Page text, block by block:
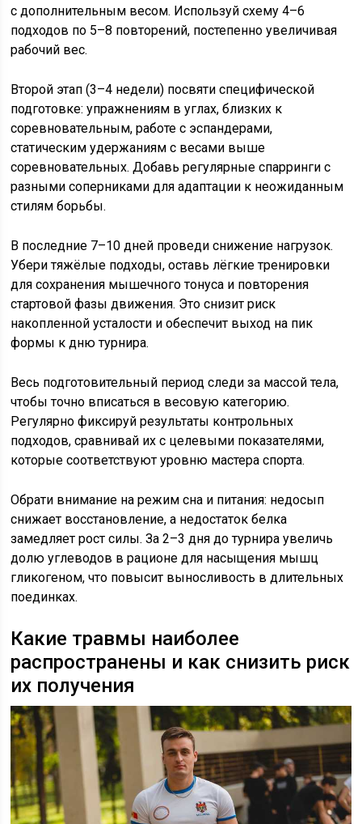
с дополнительным весом. Используй схему 4–6
подходов по 5–8 повторений, постепенно увеличивая
рабочий вес.
Второй этап (3–4 недели) посвяти специфической
подготовке: упражнениям в углах, близких к
соревновательным, работе с эспандерами,
статическим удержаниям с весами выше
соревновательных. Добавь регулярные спарринги с
разными соперниками для адаптации к неожиданным
стилям борьбы.
В последние 7–10 дней проведи снижение нагрузок.
Убери тяжёлые подходы, оставь лёгкие тренировки
для сохранения мышечного тонуса и повторения
стартовой фазы движения. Это снизит риск
накопленной усталости и обеспечит выход на пик
формы к дню турнира.
Весь подготовительный период следи за массой тела,
чтобы точно вписаться в весовую категорию.
Регулярно фиксируй результаты контрольных
подходов, сравнивай их с целевыми показателями,
которые соответствуют уровню мастера спорта.
Обрати внимание на режим сна и питания: недосып
снижает восстановление, а недостаток белка
замедляет рост силы. За 2–3 дня до турнира увеличь
долю углеводов в рационе для насыщения мышц
гликогеном, что повысит выносливость в длительных
поединках.
Какие травмы наиболее
распространены и как снизить риск
их получения